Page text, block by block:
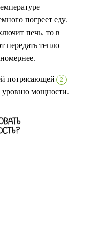
погреет еду,
печь, то в
передать тепло
потрясающей
2
уровню мощности.